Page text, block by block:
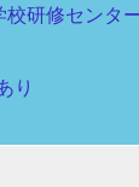
校研修センタ
り